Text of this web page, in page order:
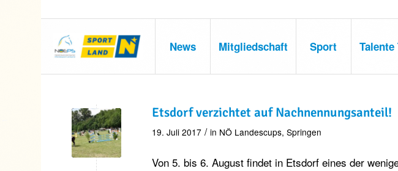
News Mitgliedschaft Sport Talente
Etsdorf verzichtet auf Nachnennungsanteil!
19. Juli 2017 / in NÖ Landescups,Springen
Von 5. bis 6. August findet in Etsdorf eines der